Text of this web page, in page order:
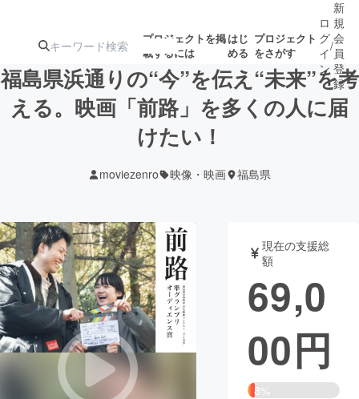
プロジェクトを掲
載するには
はじ
める
プロジェクト
をさがす
注目の新着プロ
ジェクト
募集終了が近いプ
テクノロジー・ガジェット
映像・映画 書籍・雑誌
ビジネス・起業 チャレンジ
まちづくり・地域活性化
ロ
グ
イ
ン
/
新
規
会
員
登
録
福島県浜通りの“今”を伝え“未来”を考
える。映画「前路」を多くの人に届
けたい！
moviezenro 映像・映画 福島県
現在の支援総
額
69,0
00円
8%